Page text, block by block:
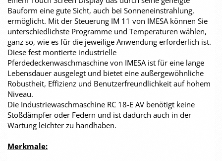
Bauform eine gute Sicht, auch bei Sonneneinstrahlung,
ermöglicht. Mit der Steuerung IM 11 von IMESA können Sie
unterschiedlichste Programme und Temperaturen wählen,
ganz so, wie es für die jeweilige Anwendung erforderlich ist.
Diese fest montierte industrielle
Pferdedeckenwaschmaschine von IMESA ist für eine lange
Lebensdauer ausgelegt und bietet eine außergewöhnliche
Robustheit, Effizienz und Benutzerfreundlichkeit auf hohem
Niveau.
Die Industriewaschmaschine RC 18-E AV benötigt keine
Stoßdämpfer oder Federn und ist dadurch auch in der
Wartung leichter zu handhaben.
Merkmale: